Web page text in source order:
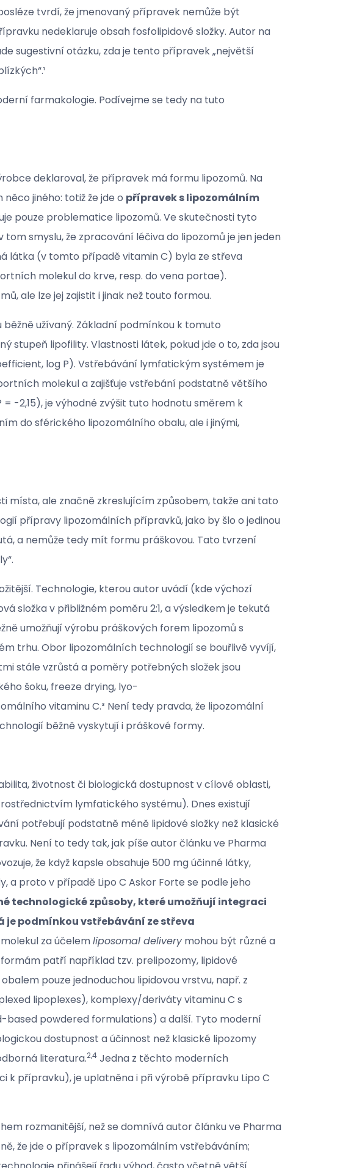
tvrdí, že jmenovaný přípravek nemůže být
nedeklaruje obsah fosfolipidové složky. Autor na
sugestivní otázku, zda je tento přípravek „největší
farmakologie. Podívejme se tedy na tuto
deklaroval, že přípravek má formu lipozomů. Na
jiného: totiž že jde o přípravek s lipozomálním
pouze problematice lipozomů. Ve skutečnosti tyto
tom smyslu, že zpracování léčiva do lipozomů je jen jeden
látka (v tomto případě vitamin C) byla ze střeva
molekul do krve, resp. do vena portae).
ale lze jej zajistit i jinak než touto formou.
užívaný. Základní podmínkou k tomuto
lipofility. Vlastnosti látek, pokud jde o to, zda jsou
log P). Vstřebávání lymfatickým systémem je
molekul a zajišťuje vstřebání podstatně většího
-2,15), je výhodné zvýšit tuto hodnotu směrem k
do sférického lipozomálního obalu, ale i jinými,
místa, ale značně zkreslujícím způsobem, takže ani tato
přípravy lipozomálních přípravků, jako by šlo o jedinou
a nemůže tedy mít formu práškovou. Tato tvrzení
Technologie, kterou autor uvádí (kde výchozí
složka v přibližném poměru 2:1, a výsledkem je tekutá
umožňují výrobu práškových forem lipozomů s
trhu. Obor lipozomálních technologií se bouřlivě vyvíjí,
stále vzrůstá a poměry potřebných složek jsou
šoku, freeze drying, lyo-
vitaminu C.³ Není tedy pravda, že lipozomální
běžně vyskytují i práškové formy.
životnost či biologická dostupnost v cílové oblasti,
lymfatického systému). Dnes existují
potřebují podstatně méně lipidové složky než klasické
Není to tedy tak, jak píše autor článku ve Pharma
že když kapsle obsahuje 500 mg účinné látky,
a proto v případě Lipo C Askor Forte se podle jeho
technologické způsoby, které umožňují integraci
podmínkou vstřebávání ze střeva
za účelemliposomal deliverymohou být různé a
patří například tzv. prelipozomy, lipidové
pouze jednoduchou lipidovou vrstvu, např. z
lipoplexes), komplexy/deriváty vitaminu C s
powdered formulations) a další. Tyto moderní
dostupnost a účinnost než klasické lipozomy
literatura.2,4 Jedna z těchto moderních
k přípravku), je uplatněna i při výrobě přípravku Lipo C
rozmanitější, než se domnívá autor článku ve Pharma
že jde o přípravek s lipozomálním vstřebáváním;